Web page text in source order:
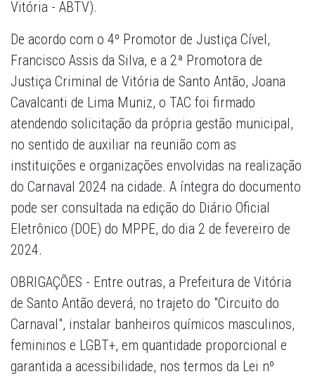
Vitória - ABTV).
De acordo com o 4º Promotor de Justiça Cível,
Francisco Assis da Silva, e a 2ª Promotora de
Justiça Criminal de Vitória de Santo Antão, Joana
Cavalcanti de Lima Muniz, o TAC foi firmado
atendendo solicitação da própria gestão municipal,
no sentido de auxiliar na reunião com as
instituições e organizações envolvidas na realização
do Carnaval 2024 na cidade. A íntegra do documento
pode ser consultada na edição do Diário Oficial
Eletrônico (DOE) do MPPE, do dia 2 de fevereiro de
2024.
OBRIGAÇÕES - Entre outras, a Prefeitura de Vitória
de Santo Antão deverá, no trajeto do "Circuito do
Carnaval", instalar banheiros químicos masculinos,
femininos e LGBT+, em quantidade proporcional e
garantida a acessibilidade, nos termos da Lei nº